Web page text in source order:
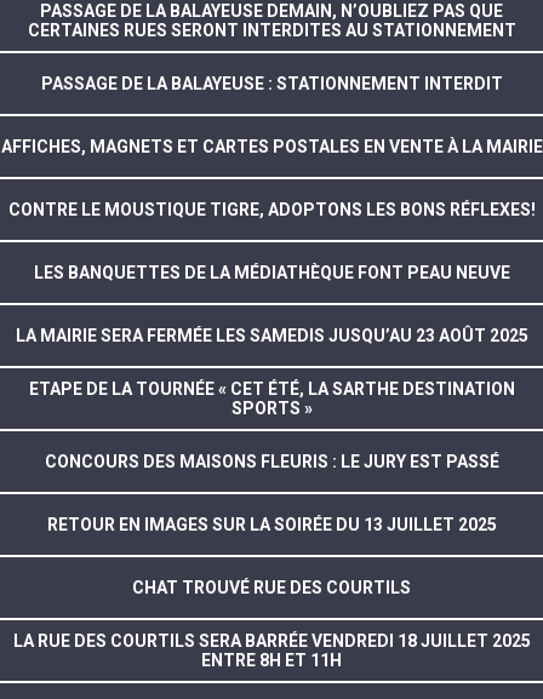
PASSAGE DE LA BALAYEUSE DEMAIN, N’OUBLIEZ PAS QUE
CERTAINES RUES SERONT INTERDITES AU STATIONNEMENT
PASSAGE DE LA BALAYEUSE : STATIONNEMENT INTERDIT
AFFICHES, MAGNETS ET CARTES POSTALES EN VENTE À LA MAIRIE
CONTRE LE MOUSTIQUE TIGRE, ADOPTONS LES BONS RÉFLEXES!
LES BANQUETTES DE LA MÉDIATHÈQUE FONT PEAU NEUVE
LA MAIRIE SERA FERMÉE LES SAMEDIS JUSQU’AU 23 AOÛT 2025
ETAPE DE LA TOURNÉE « CET ÉTÉ, LA SARTHE DESTINATION
SPORTS »
CONCOURS DES MAISONS FLEURIS : LE JURY EST PASSÉ
RETOUR EN IMAGES SUR LA SOIRÉE DU 13 JUILLET 2025
CHAT TROUVÉ RUE DES COURTILS
LA RUE DES COURTILS SERA BARRÉE VENDREDI 18 JUILLET 2025
ENTRE 8H ET 11H